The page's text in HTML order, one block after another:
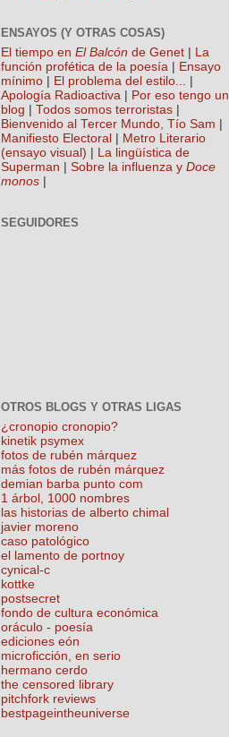
ENSAYOS (Y OTRAS COSAS)
El tiempo en El Balcón de Genet | La
función profética de la poesía | Ensayo
mínimo | El problema del estilo...
|
Apología Radioactiva | Por eso tengo un
blog | Todos somos terroristas |
Bienvenido al Tercer Mundo, Tío Sam |
Manifiesto Electoral | Metro Literario
(ensayo visual) | La lingüística de
Superman | Sobre la influenza y Doce
monos |
SEGUIDORES
OTROS BLOGS Y OTRAS LIGAS
¿cronopio cronopio?
kinetik psymex
fotos de rubén márquez
más fotos de rubén márquez
demian barba punto com
1 árbol, 1000 nombres
las historias de alberto chimal
javier moreno
caso patológico
el lamento de portnoy
cynical-c
kottke
postsecret
fondo de cultura económica
oráculo - poesía
ediciones eón
microficción, en serio
hermano cerdo
the censored library
pitchfork reviews
bestpageintheuniverse